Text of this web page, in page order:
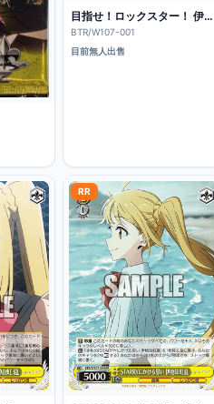
目指せ！ロックスター！ 伊地知虹夏
BTR/W107-001
目前無人出售
RR